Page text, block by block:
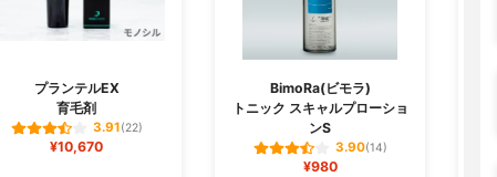
プランテルEX
育毛剤
3.91(22)
¥10,670
BimoRa(ビモラ)
トニック スキャルプローショ
ンS
3.90(14)
¥980